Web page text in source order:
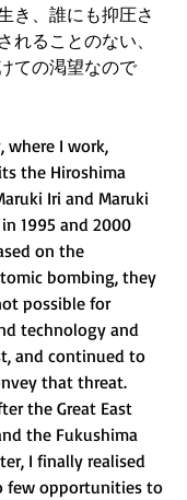
き、誰にも抑圧さ
れることのない、
ての渇望なので
where I work,
the Hiroshima
Iri and Maruki
1995 and 2000
on the
bombing, they
possible for
technology and
and continued to
that threat.
the Great East
the Fukushima
I finally realised
few opportunities to